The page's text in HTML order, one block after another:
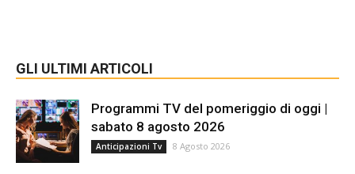
GLI ULTIMI ARTICOLI
Programmi TV del pomeriggio di oggi |
sabato 8 agosto 2026
Anticipazioni Tv 8 Agosto 2026